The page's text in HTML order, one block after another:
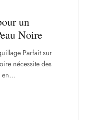
un
Noire
Parfait sur
nécessite des
en…